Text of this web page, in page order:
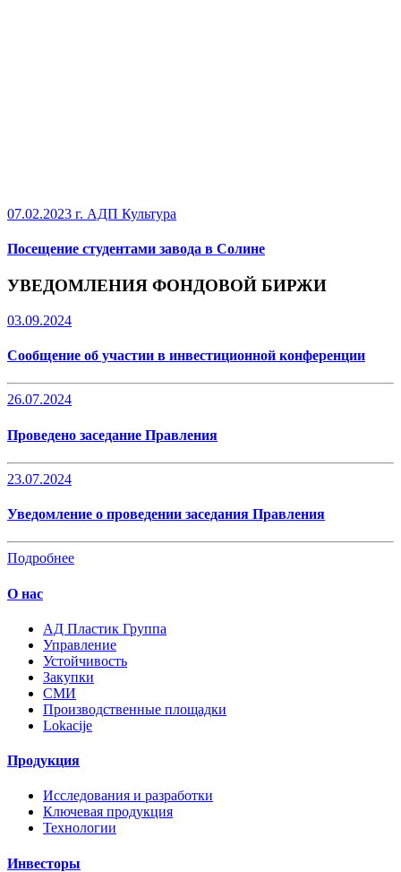
07.02.2023 г. АДП Культура
Посещение студентами завода в Солине
УВЕДОМЛЕНИЯ ФОНДОВОЙ БИРЖИ
03.09.2024
Сообщение об участии в инвестиционной конференции
26.07.2024
Проведено заседание Правления
23.07.2024
Уведомление о проведении заседания Правления
Подробнее
О нас
AД Пластик Группа
Управление
Устойчивость
Закупки
СМИ
Производственные площадки
Lokacije
Продукция
Исследования и разработки
Ключевая продукция
Технологии
Инвесторы